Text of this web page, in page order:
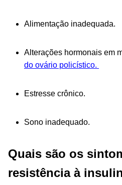
Alimentação inadequada.
Alterações hormonais em
do ovário policístico.
Estresse crônico.
Sono inadequado.
Quais são os
resistência à